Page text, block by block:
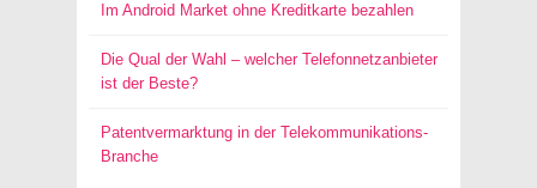
Im Android Market ohne Kreditkarte bezahlen
Die Qual der Wahl – welcher Telefonnetzanbieter
ist der Beste?
Patentvermarktung in der Telekommunikations-
Branche